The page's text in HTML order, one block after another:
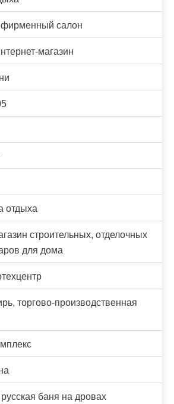
салон
магазин
отдыха
строительных, отделочных
для дома
торгово-производственная
баня на дровах